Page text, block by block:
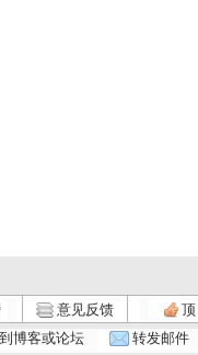
意见反馈 顶
博客或论坛 转发邮件
大风车 2...